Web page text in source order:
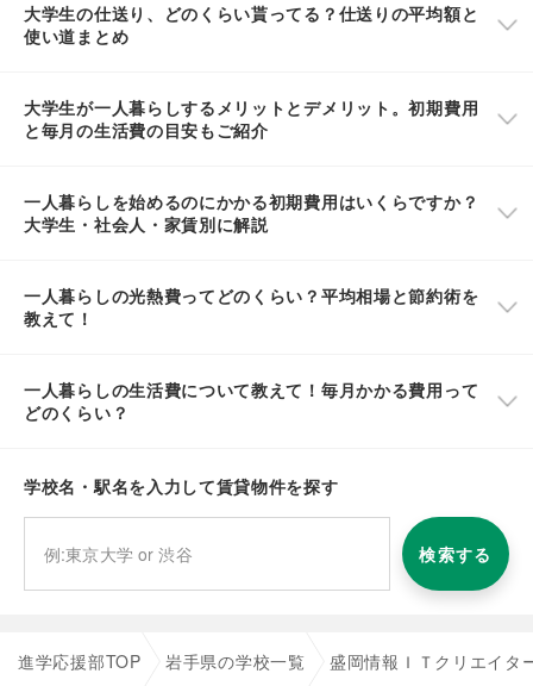
大学生の仕送り、どのくらい貰ってる？仕送りの平均額と
使い道まとめ
大学生が一人暮らしするメリットとデメリット。初期費用
と毎月の生活費の目安もご紹介
一人暮らしを始めるのにかかる初期費用はいくらですか？
大学生・社会人・家賃別に解説
一人暮らしの光熱費ってどのくらい？平均相場と節約術を
教えて！
一人暮らしの生活費について教えて！毎月かかる費用って
どのくらい？
学校名・駅名を入力して賃貸物件を探す
検索する
進学応援部TOP 岩手県の学校一覧 盛岡情報ＩＴクリエイタ